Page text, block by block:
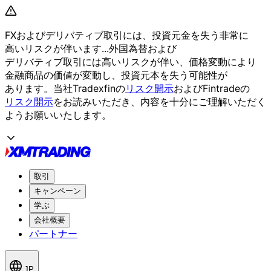
FXおよびデリバティブ取引には、 投資元金を失う 非常に
高いリスクが伴います...外国為替および
デリバティブ取引には高いリスクが伴い、 価格変動により
金融商品の価値が変動し、 投資元本を失う 可能性が
あります。 当社Tradexfinのリスク開示およびFintradeの
リスク開示をお読みいただき、 内容を十分にご理解いただく
よう お願いいたします。
取引
キャンペーン
学ぶ
会社概要
パートナー